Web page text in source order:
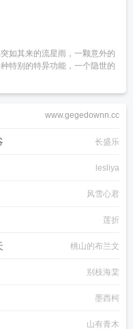
如其来的流星雨，一颗意外的
特别的特异功能，一个隐世的
www.gegedownn.cc
长盛乐
lesliya
风雪心君
莲折
桃山的布兰文
别枝海棠
墨西柯
山有青木